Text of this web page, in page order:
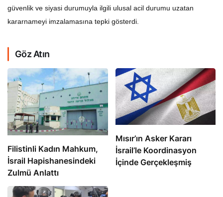
güvenlik ve siyasi durumuyla ilgili ulusal acil durumu uzatan
kararnameyi imzalamasına tepki gösterdi.
Göz Atın
Filistinli Kadın Mahkum,
İsrail Hapishanesindeki
Zulmü Anlattı
Mısır’ın Asker Kararı
İsrail’le Koordinasyon
İçinde Gerçekleşmiş